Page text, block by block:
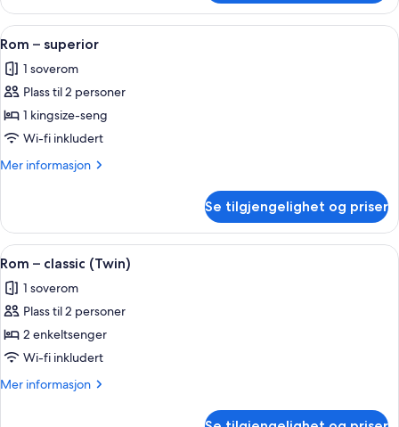
–
classic
Åpne
alle
bildene
av
Rom
–
superior
Rom – superior | Sengetøy av topp
4
Rom – superior
1 soverom
Plass til 2 personer
1 kingsize-seng
Wi-fi inkludert
Mer informasjon
Mer
–
superior
Se tilgjengelighet og priser
Åpne
alle
bildene
av
Rom
–
classic
Sengetøy av topp kvalitet, memory
5
Rom – classic (Twin)
1 soverom
Plass til 2 personer
2 enkeltsenger
Wi-fi inkludert
Mer informasjon
Mer